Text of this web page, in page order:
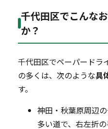
千代田区でこんな
か？
千代田区でペーパードラ
の多くは、次のような具
す。
神田・秋葉原周辺
多い道で、右左折